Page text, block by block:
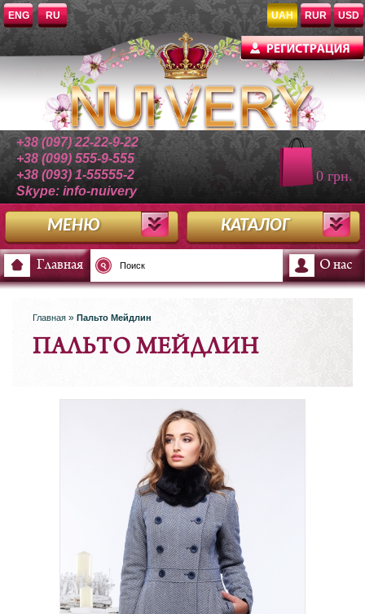
+38 (097) 22-22-9-22
+38 (099) 555-9-555
+38 (093) 1-55555-2
Skype: info-nuivery
ENG RU
0 грн.
UAH RUR USD
КАТАЛОГ
МЕНЮ
Главная О нас
Главная » Пальто Мейдлин
ПАЛЬТО МЕЙДЛИН